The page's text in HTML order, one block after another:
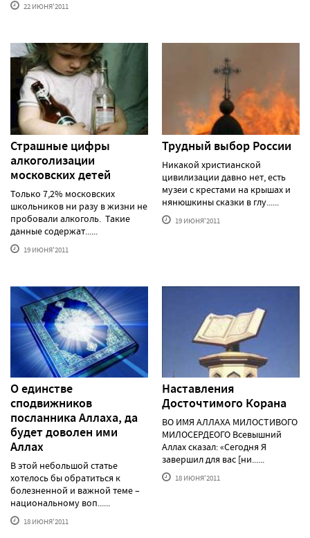
22 ИЮНЯ'2011
Страшные цифры
алкоголизации
московских детей
Только 7,2% московских
школьников ни разу в жизни не
пробовали алкоголь. Такие
данные содержат......
19 ИЮНЯ'2011
Трудный выбор России
Никакой христианской
цивилизации давно нет, есть
музеи с крестами на крышах и
нянюшкины сказки в глу......
19 ИЮНЯ'2011
О единстве
сподвижников
посланника Аллаха, да
будет доволен ими
Аллах
В этой небольшой статье
хотелось бы обратиться к
болезненной и важной теме –
национальному воп......
18 ИЮНЯ'2011
Наставления
Досточтимого Корана
ВО ИМЯ АЛЛАХА МИЛОСТИВОГО
МИЛОСЕРДЕОГО Всевышний
Аллах сказал: «Сегодня Я
завершил для вас [ни......
18 ИЮНЯ'2011